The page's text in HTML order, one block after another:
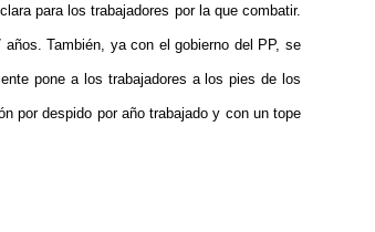
para los trabajadores por la que combatir.
También, ya con el gobierno del PP, se
pone a los trabajadores a los pies de los
por despido por año trabajado y con un tope